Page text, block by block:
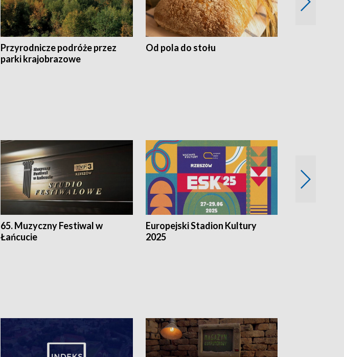
Przyrodnicze podróże przez
parki krajobrazowe
Od pola do stołu
65. Muzyczny Festiwal w
Łańcucie
Europejski Stadion Kultury
2025